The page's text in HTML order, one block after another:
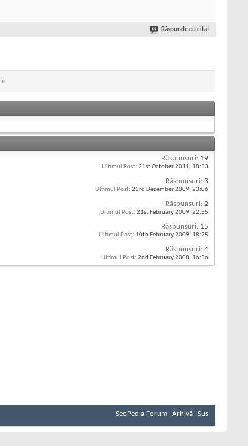
Răspunde cu citat
»
Răspunsuri: 19
Ultimul Post: 21st October 2011, 18:53
Răspunsuri: 3
Ultimul Post: 23rd December 2009, 23:06
Răspunsuri: 2
Ultimul Post: 21st February 2009, 22:55
Răspunsuri: 15
Ultimul Post: 10th February 2009, 18:25
Răspunsuri: 4
Ultimul Post: 2nd February 2008, 16:56
SeoPedia Forum Arhivă Sus